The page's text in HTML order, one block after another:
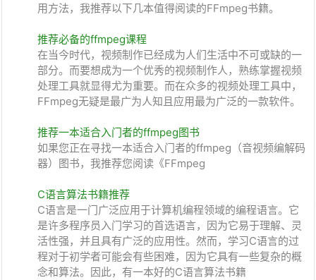
用方法，我推荐以下几本值得阅读的FFmpeg书籍。
推荐必备的ffmpeg课程
在当今时代，视频制作已经成为人们生活中不可或缺的一
部分。而要想成为一个优秀的视频制作人，熟练掌握视频
处理工具就显得尤为重要。而在众多的视频处理工具中，
FFmpeg无疑是最广为人知且应用最为广泛的一款软件。
推荐一本适合入门者的ffmpeg图书
如果您正在寻找一本适合入门者的ffmpeg（音视频编解码
器）图书，我推荐您阅读《FFmpeg
C语言算法书籍推荐
C语言是一门广泛应用于计算机编程领域的编程语言。它
是许多程序员入门学习的首选语言，因为它易于理解、灵
活性强，并且具有广泛的应用性。然而，学习C语言的过
程对于初学者可能会有些困难，因为它具有一些复杂的概
念和算法。因此，有一本好的C语言算法书籍